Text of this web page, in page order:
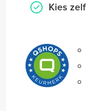
Kies